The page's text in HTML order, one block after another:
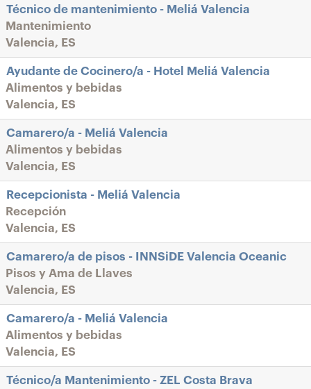
Técnico de mantenimiento - Meliá Valencia
Mantenimiento
Valencia, ES
Ayudante de Cocinero/a - Hotel Meliá Valencia
Alimentos y bebidas
Valencia, ES
Camarero/a - Meliá Valencia
Alimentos y bebidas
Valencia, ES
Recepcionista - Meliá Valencia
Recepción
Valencia, ES
Camarero/a de pisos - INNSiDE Valencia Oceanic
Pisos y Ama de Llaves
Valencia, ES
Camarero/a - Meliá Valencia
Alimentos y bebidas
Valencia, ES
Técnico/a Mantenimiento - ZEL Costa Brava